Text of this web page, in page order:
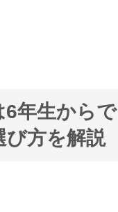
6年生から
び方を解説